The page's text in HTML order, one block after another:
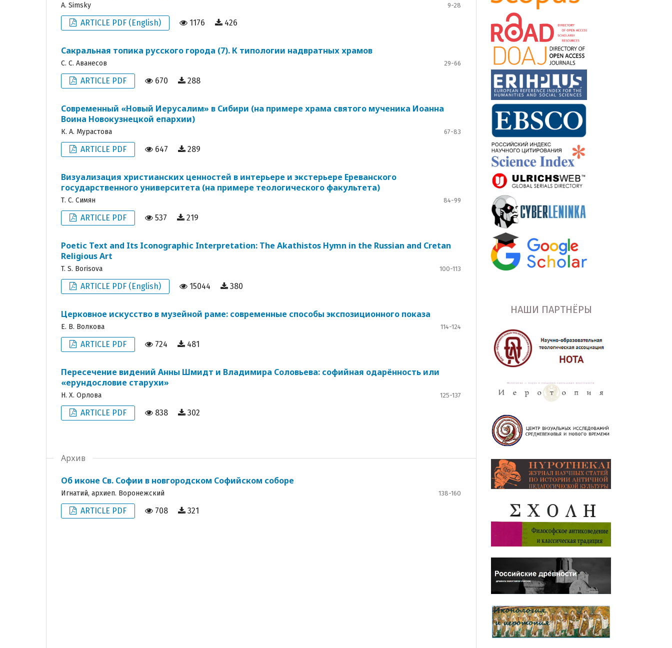
A. Simsky 9-28
ARTICLE PDF (English) 1176 426
Сакральная топика русского города (7). К типологии надвратных храмов
С. С. Аванесов 29-66
ARTICLE PDF 670 288
Современный «Новый Иерусалим» в Сибири (на примере храма святого мученика Иоанна
Воина Новокузнецкой епархии)
К. A. Мурастова 67-83
ARTICLE PDF 647 289
Визуализация христианских ценностей в интерьере и экстерьере Ереванского
государственного университета (на примере теологического факультета)
Т. С. Симян 84-99
ARTICLE PDF 537 219
Poetic Text and Its Iconographic Interpretation: The Akathistos Hymn in the Russian and Cretan
Religious Art
T. S. Borisova 100-113
ARTICLE PDF (English) 15044 380
Церковное искусство в музейной раме: современные способы экспозиционного показа
Е. В. Волкова 114-124
ARTICLE PDF 724 481
Пересечение видений Анны Шмидт и Владимира Соловьева: софийная одарённость или
«ерундословие старухи»
Н. Х. Орлова 125-137
ARTICLE PDF 838 302
Архив
Об иконе Св. Софии в новгородском Софийском соборе
Игнатий, архиеп. Воронежский 138-160
ARTICLE PDF 708 321
НАШИ ПАРТНЁРЫ